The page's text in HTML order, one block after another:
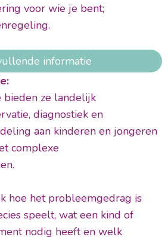
voor wie je bent;
informatie
bieden ze landelijk
diagnostiek en
aan kinderen en jongeren
complexe
hoe het probleemgedrag is
speelt, wat een kind of
nodig heeft en welk